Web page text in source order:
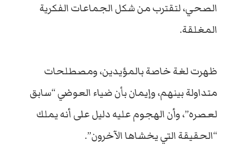
الصحي، لتقترب من شكل الجماعات الفكرية
المغلقة.
ظهرت لغة خاصة بالمؤيدين، ومصطلحات
متداولة بينهم، وإيمان بأن ضياء العوضي “سابق
لعصره”، وأن الهجوم عليه دليل على أنه يملك
“الحقيقة التي يخشاها الآخرون”.